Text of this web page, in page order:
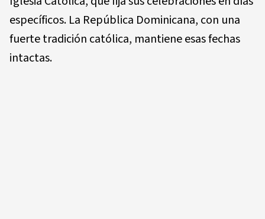
específicos. La República Dominicana, con una
fuerte tradición católica, mantiene esas fechas
intactas.